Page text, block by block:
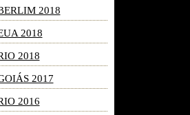
2018
2018
2018
2017
2016